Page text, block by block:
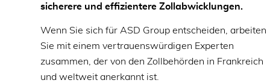
sicherere und effizientere Zollabwicklungen.
Wenn Sie sich für ASD Group entscheiden, arbeiten
Sie mit einem vertrauenswürdigen Experten
zusammen, der von den Zollbehörden in Frankreich
und weltweit anerkannt ist.